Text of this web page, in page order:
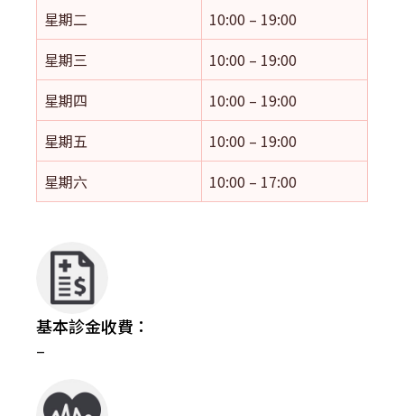
星期二
10:00 – 19:00
星期三
10:00 – 19:00
星期四
10:00 – 19:00
星期五
10:00 – 19:00
星期六
10:00 – 17:00
基本診金收費：
–